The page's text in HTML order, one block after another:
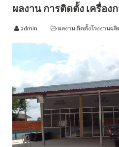
ผลงาน การติดตั้ง เครื่อ
admin ผลงาน ติดตั้งโรงงานผ